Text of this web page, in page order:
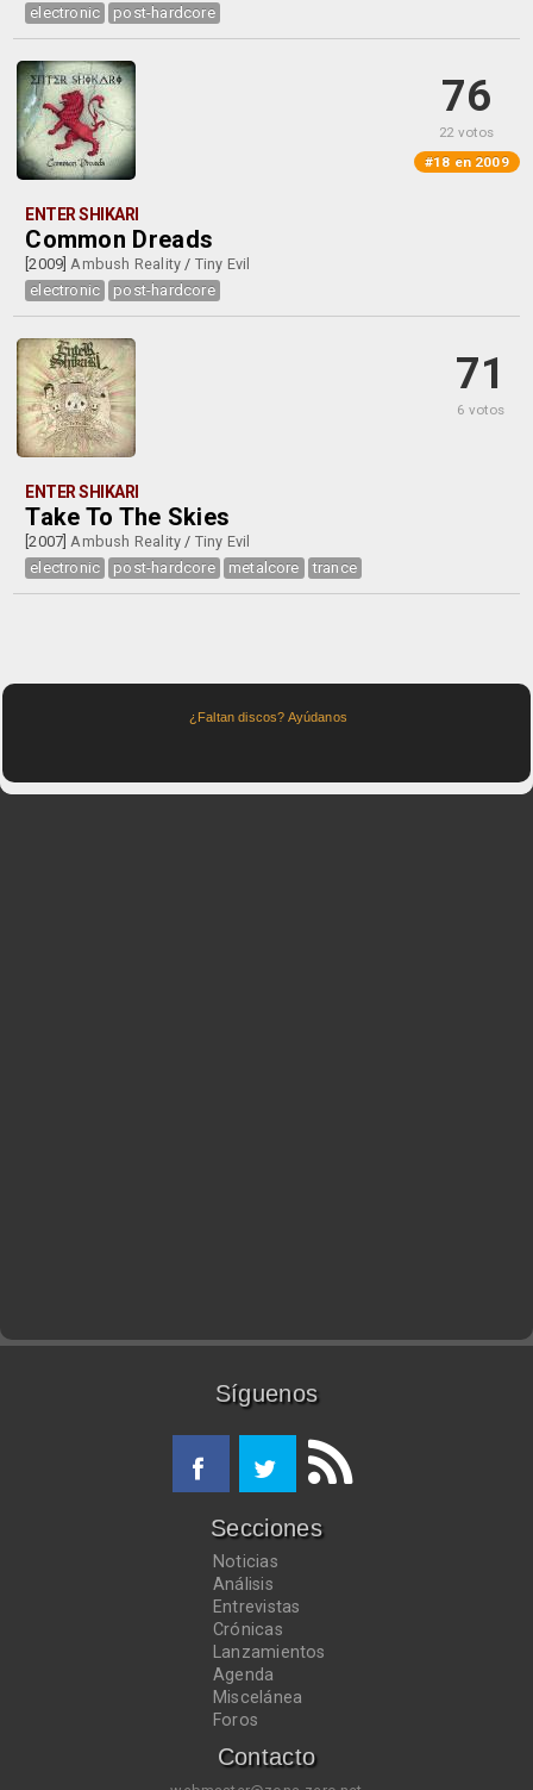
electronic
post-hardcore
76
22 votos
#18 en 2009
ENTER SHIKARI
Common Dreads
[2009]Ambush Reality / Tiny Evil
electronic
post-hardcore
71
6 votos
ENTER SHIKARI
Take To The Skies
[2007]Ambush Reality / Tiny Evil
electronic
post-hardcore metalcore trance
¿Faltan discos? Ayúdanos
Síguenos
Secciones
Noticias
Análisis
Entrevistas
Crónicas
Lanzamientos
Agenda
Miscelánea
Foros
Contacto